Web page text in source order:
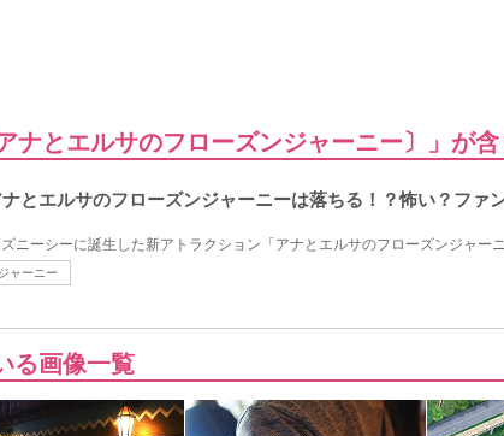
ナとエルサのフローズンジャーニー〕」が
ナとエルサのフローズンジャーニーは落ちる！？怖い？フ
ニーシーに誕生した新アトラクション「アナとエルサのフローズンジャー
ャーニー
る画像一覧